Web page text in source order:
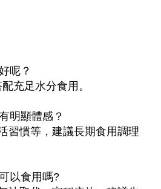
呢？
充足水分食用。
明顯體感？
習慣等，建議長期食用調理
以食用嗎?